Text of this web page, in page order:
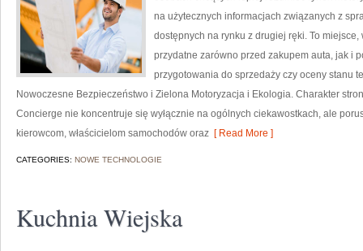
na użytecznych informacjach związanych z
dostępnych na rynku z drugiej ręki. To
przydatne zarówno przed zakupem auta, jak i
przygotowania do sprzedaży czy oceny stanu
Nowoczesne Bezpieczeństwo i Zielona Motoryzacja i Ekologia. Charakter
Concierge nie koncentruje się wyłącznie na ogólnych ciekawostkach, ale
kierowcom, właścicielom samochodów oraz [ Read More ]
CATEGORIES: NOWE TECHNOLOGIE
Kuchnia Wiejska